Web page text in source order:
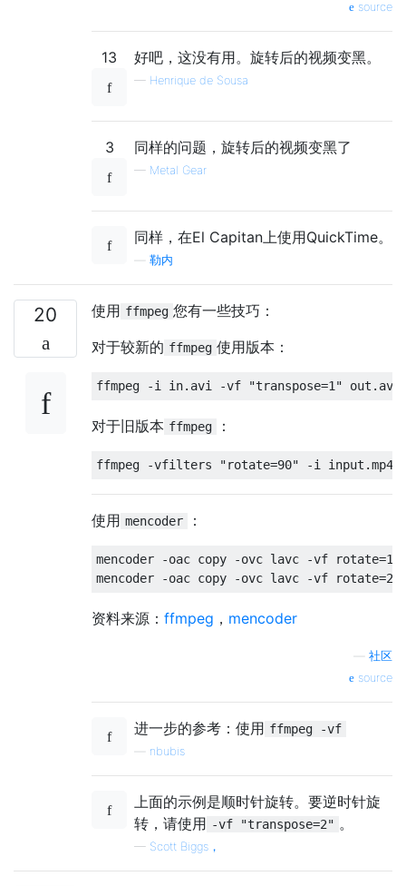
source
13 好吧，这没有用。旋转后的视频变黑。
— Henrique de Sousa
3 同样的问题，旋转后的视频变黑了
— Metal Gear
同样，在El Capitan上使用QuickTime。
勒内
20 使用 ffmpeg 您有一些技巧：
对于较新的 ffmpeg 使用版本：
对于旧版本 ffmpeg ：
使用 mencoder ：
mencoder -oac copy -ovc lavc -vf rotate=1
资料来源： ffmpeg ， mencoder
社区
source
进一步的参考：使用 ffmpeg -vf
nbubis
上面的示例是顺时针旋转。要逆时针旋
转，请使用 -vf "transpose=2" 。
— Scott Biggs，